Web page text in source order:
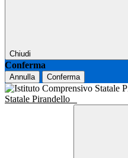
Chiudi
Conferma
Annulla Conferma
Statale Pirandello